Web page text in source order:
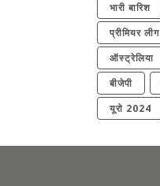
भारी बारिश
प्रीमियर लीग
ऑस्ट्रेलिया
बीजेपी
यूरो 2024